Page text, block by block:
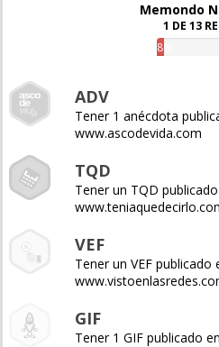
Memondo
1 DE 13
8%
ADV
Tener 1 anécdota
www.ascodevida.com
TQD
Tener un TQD
VEF
Tener un VEF publicado
GIF
Tener 1 GIF publicado